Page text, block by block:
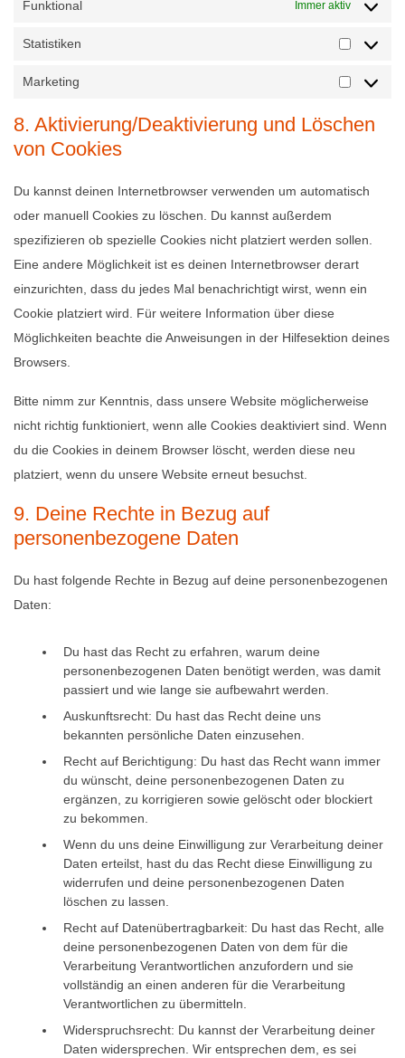
Funktional Immer aktiv
Statistiken
Marketing
8. Aktivierung/Deaktivierung und Löschen
von Cookies
Du kannst deinen Internetbrowser verwenden um automatisch
oder manuell Cookies zu löschen. Du kannst außerdem
spezifizieren ob spezielle Cookies nicht platziert werden sollen.
Eine andere Möglichkeit ist es deinen Internetbrowser derart
einzurichten, dass du jedes Mal benachrichtigt wirst, wenn ein
Cookie platziert wird. Für weitere Information über diese
Möglichkeiten beachte die Anweisungen in der Hilfesektion deines
Browsers.
Bitte nimm zur Kenntnis, dass unsere Website möglicherweise
nicht richtig funktioniert, wenn alle Cookies deaktiviert sind. Wenn
du die Cookies in deinem Browser löscht, werden diese neu
platziert, wenn du unsere Website erneut besuchst.
9. Deine Rechte in Bezug auf
personenbezogene Daten
Du hast folgende Rechte in Bezug auf deine personenbezogenen
Daten:
Du hast das Recht zu erfahren, warum deine
personenbezogenen Daten benötigt werden, was damit
passiert und wie lange sie aufbewahrt werden.
Auskunftsrecht: Du hast das Recht deine uns
bekannten persönliche Daten einzusehen.
Recht auf Berichtigung: Du hast das Recht wann immer
du wünscht, deine personenbezogenen Daten zu
ergänzen, zu korrigieren sowie gelöscht oder blockiert
zu bekommen.
Wenn du uns deine Einwilligung zur Verarbeitung deiner
Daten erteilst, hast du das Recht diese Einwilligung zu
widerrufen und deine personenbezogenen Daten
löschen zu lassen.
Recht auf Datenübertragbarkeit: Du hast das Recht, alle
deine personenbezogenen Daten von dem für die
Verarbeitung Verantwortlichen anzufordern und sie
vollständig an einen anderen für die Verarbeitung
Verantwortlichen zu übermitteln.
Widerspruchsrecht: Du kannst der Verarbeitung deiner
Daten widersprechen. Wir entsprechen dem, es sei